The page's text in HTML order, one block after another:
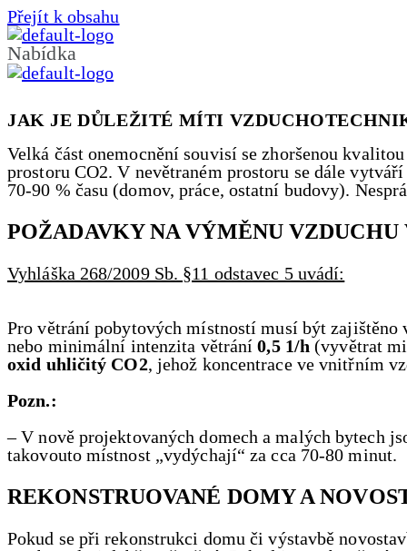
Přejít k obsahu
Nabídka
JAK JE DŮLEŽITÉ MÍTI
Velká část onemocnění souvisí se zhoršenou
prostoru CO2. V nevětraném prostoru se dále
70-90 % času (domov, práce, ostatní budovy).
POŽADAVKY NA VÝMĚNU
Vyhláška 268/2009 Sb. §11 odstavec 5 uvádí:
Pro větrání pobytových místností musí být
nebo minimální intenzita větrání0,5 1/h (vyvětrat
oxid uhličitý CO2, jehož koncentrace ve vnitřním
Pozn.:
– V nově projektovaných domech a malých bytech
takovouto místnost „vydýchají“ za cca 70-80 minut.
REKONSTRUOVANÉ DOMY A
Pokud se při rekonstrukci domu či výstavbě